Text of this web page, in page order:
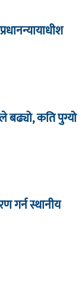
कति पुग्यो
गर्न स्थानीय